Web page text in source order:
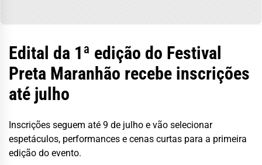
Edital da 1ª edição do Festival
Preta Maranhão recebe inscrições
até julho
Inscrições seguem até 9 de julho e vão selecionar
espetáculos, performances e cenas curtas para a primeira
edição do evento.